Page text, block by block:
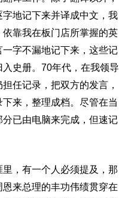
地记下来并译成中文，我
靠我在板门店所掌握的英
字不漏地记下来，这些记
史册。 70年代，在我领导
任记录，把双方的发言，
来，整理成档。尽管在当
已由电脑来完成，但速记
，有一个人必须提及，那
恩来总理的丰功伟绩贯穿在